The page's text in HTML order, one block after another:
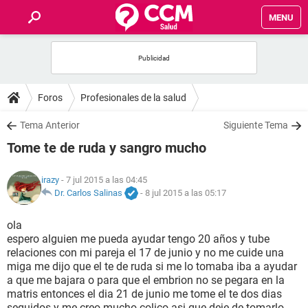
MENU
FOROS
SALUD
NUTRICIÓN
BIENESTAR
SEXUALIDAD
GLOSARIO
Foros Profesionales de la salud
Tema Anterior Siguiente Tema
Tome te de ruda y sangro mucho
irazy - 7 jul 2015 a las 04:45
Dr. Carlos Salinas
- 8 jul 2015 a las 05:17
ola
espero alguien me pueda ayudar tengo 20 años y tube
relaciones con mi pareja el 17 de junio y no me cuide una
miga me dijo que el te de ruda si me lo tomaba iba a ayudar
a que me bajara o para que el embrion no se pegara en la
matris entonces el dia 21 de junio me tome el te dos dias